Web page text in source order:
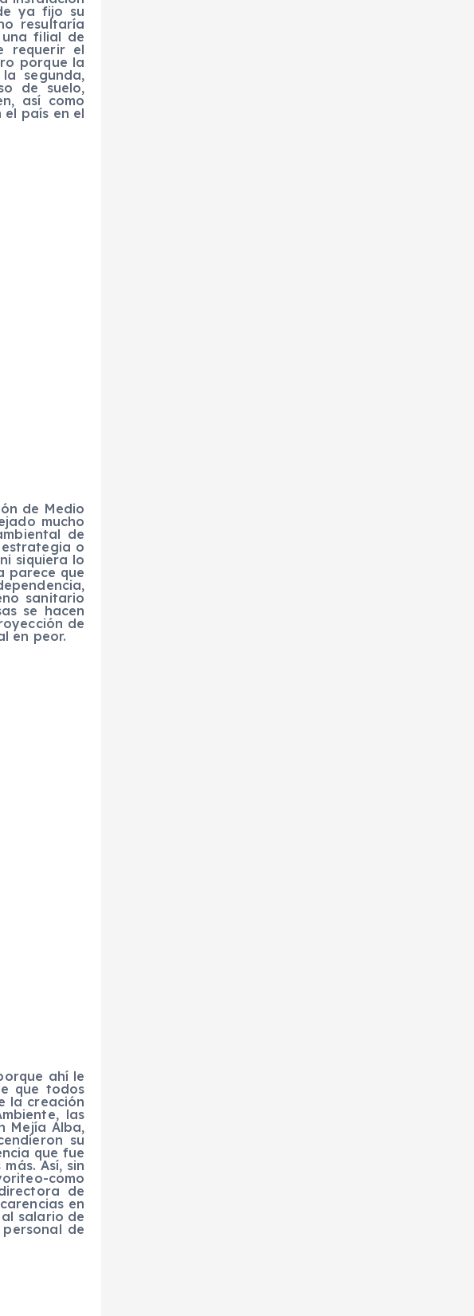
ya fijo su
resultaría
filial de
requerir el
porque la
segunda,
de suelo,
así como
país en el
de Medio
mucho
de
o
siquiera lo
parece que
sanitario
se hacen
de
en peor.
ahí le
que todos
la creación
las
Mejía Alba,
su
que fue
Así, sin
como
de
en
salario de
de